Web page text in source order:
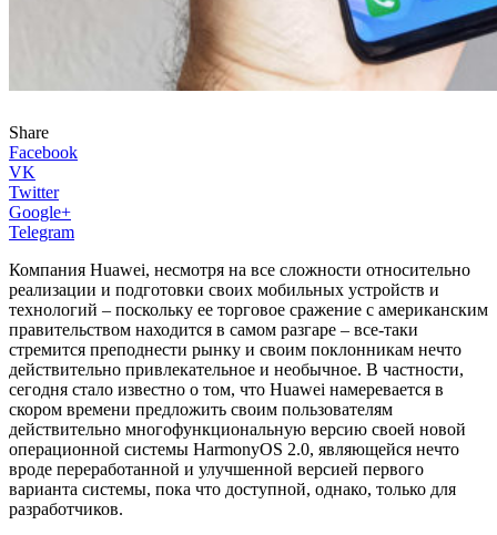
Share
Facebook
VK
Twitter
Google+
Telegram
Компания Huawei, несмотря на все сложности относительно
реализации и подготовки своих мобильных устройств и
технологий – поскольку ее торговое сражение с американским
правительством находится в самом разгаре – все-таки
стремится преподнести рынку и своим поклонникам нечто
действительно привлекательное и необычное. В частности,
сегодня стало известно о том, что Huawei намеревается в
скором времени предложить своим пользователям
действительно многофункциональную версию своей новой
операционной системы HarmonyOS 2.0, являющейся нечто
вроде переработанной и улучшенной версией первого
варианта системы, пока что доступной, однако, только для
разработчиков.